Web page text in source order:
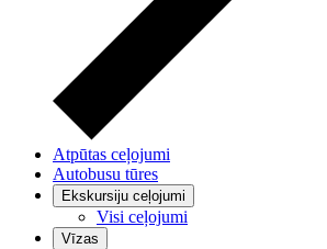
Atpūtas ceļojumi
Autobusu tūres
Ekskursiju ceļojumi
Visi ceļojumi
Vīzas